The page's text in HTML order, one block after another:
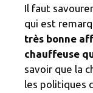
Il faut
qui est
très bonne
chauffeuse
savoir que la
les politiques